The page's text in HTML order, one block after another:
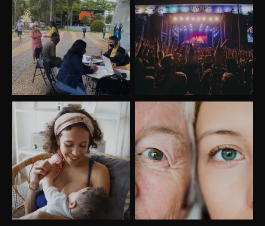
Uberlândia recebe o projeto “Experiência Rio”
no dia 17 de junho